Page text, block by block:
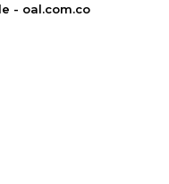
- oal.com.co